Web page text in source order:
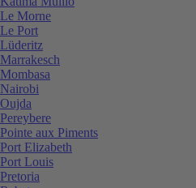
Le Morne
Le Port
Lüderitz
Marrakesch
Mombasa
Nairobi
Oujda
Pereybere
Pointe aux Piments
Port Elizabeth
Port Louis
Pretoria